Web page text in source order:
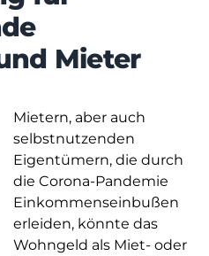
Mieter
Mietern, aber auch
selbstnutzenden
Eigentümern, die durch
die Corona-Pandemie
Einkommenseinbußen
erleiden, könnte das
Wohngeld als Miet- oder